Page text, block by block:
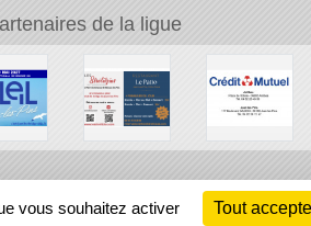
de la ligue
vous souhaitez activer Tout